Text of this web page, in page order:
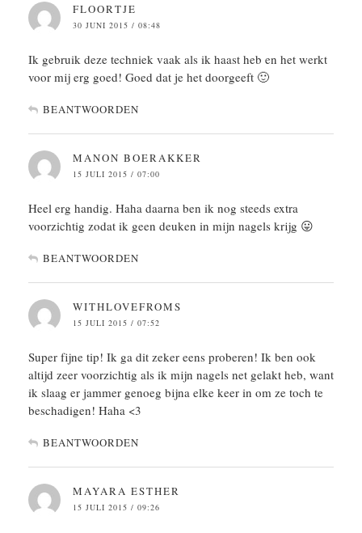
FLOORTJE
30 JUNI 2015 / 08:48
Ik gebruik deze techniek vaak als ik haast heb en het werkt
voor mij erg goed! Goed dat je het doorgeeft 🙂
BEANTWOORDEN
MANON BOERAKKER
15 JULI 2015 / 07:00
Heel erg handig. Haha daarna ben ik nog steeds extra
voorzichtig zodat ik geen deuken in mijn nagels krijg 😛
BEANTWOORDEN
WITHLOVEFROMS
15 JULI 2015 / 07:52
Super fijne tip! Ik ga dit zeker eens proberen! Ik ben ook
altijd zeer voorzichtig als ik mijn nagels net gelakt heb, want
ik slaag er jammer genoeg bijna elke keer in om ze toch te
beschadigen! Haha <3
BEANTWOORDEN
MAYARA ESTHER
15 JULI 2015 / 09:26